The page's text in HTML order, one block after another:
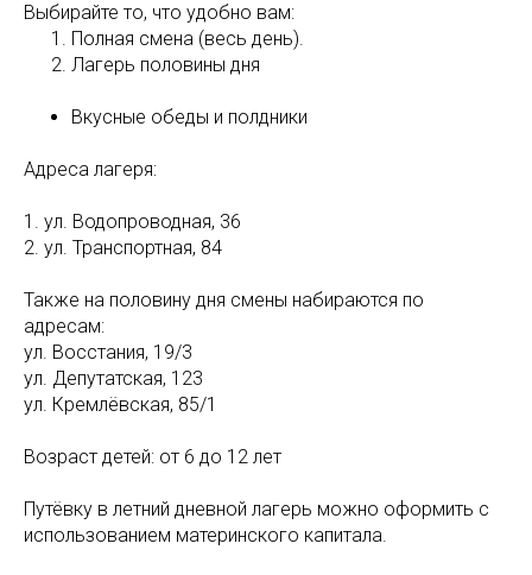
Выбирайте то, что удобно вам:
Полная смена (весь день).
Лагерь половины дня
Вкусные обеды и полдники
Адреса лагеря:
1. ул. Водопроводная, 36
2. ул. Транспортная, 84
Также на половину дня смены набираются по
адресам:
ул. Восстания, 19/3
ул. Депутатская, 123
ул. Кремлёвская, 85/1
Возраст детей: от 6 до 12 лет
Путёвку в летний дневной лагерь можно оформить с
использованием материнского капитала.